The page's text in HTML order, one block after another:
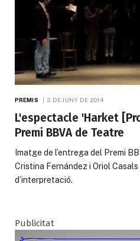
PREMIS 2 DE JUNY DE 2014
L'espectacle 'Harket
Premi BBVA de Teatre
Imatge de l’entrega del Premi
Cristina Fernández i Oriol
d’interpretació.
Publicitat